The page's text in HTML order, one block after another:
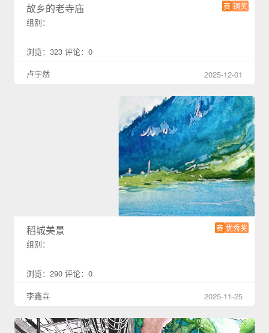
铜奖
赛
故乡的老寺庙
组别：
浏览：323 评论：0
卢宇然
2025-12-01
优秀奖
赛
稻城美景
组别：
浏览：290 评论：0
李鑫壵
2025-11-25